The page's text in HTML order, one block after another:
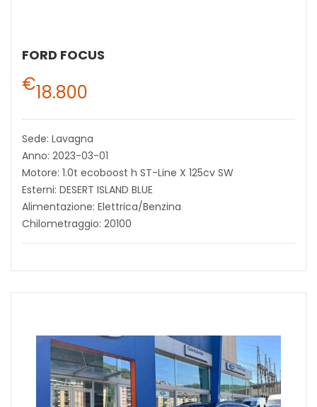
FORD FOCUS
€18.800
Sede: Lavagna
Anno: 2023-03-01
Motore: 1.0t ecoboost h ST-Line X 125cv SW
Esterni: DESERT ISLAND BLUE
Alimentazione: Elettrica/Benzina
Chilometraggio: 20100